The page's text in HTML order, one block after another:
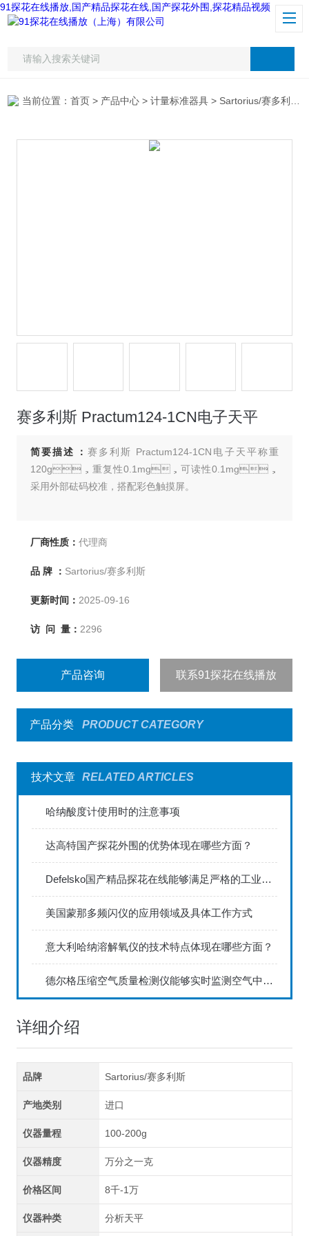
91探花在线播放,国产精品探花在线,国产探花外围,探花精品视频
当前位置：首页 > 产品中心 >计量标准器具 > Sartorius/赛多利斯
赛多利斯 Practum124-1CN电子天平
简要描述： 赛多利斯 Practum124-1CN电子天平称重
120g，重复性0.1mg，可读性0.1mg，
采用外部砝码校准，搭配彩色触摸屏。
厂商性质： 代理商
品 牌 ： Sartorius/赛多利斯
更新时间： 2025-09-16
访 问 量： 2296
产品咨询 联系91探花在线播放
产品分类 PRODUCT CATEGORY
技术文章 RELATED ARTICLES
哈纳酸度计使用时的注意事项
达高特国产探花外围的优势体现在哪些方面？
Defelsko国产精品探花在线能够满足严格的工业标准
美国蒙那多频闪仪的应用领域及具体工作方式
意大利哈纳溶解氧仪的技术特点体现在哪些方面？
德尔格压缩空气质量检测仪能够实时监测空气中的污染物浓度
详细介绍
品牌 Sartorius/赛多利斯
产地类别 进口
仪器量程 100-200g
仪器精度 万分之一克
价格区间 8千-1万
仪器种类 分析天平